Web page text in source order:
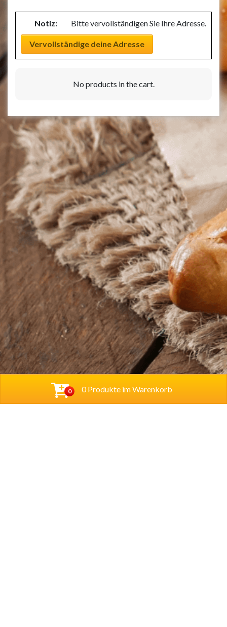
0 0 Produkte im Warenkorb
Notiz: Bitte vervollständigen Sie Ihre Adresse.
Vervollständige deine Adresse
No products in the cart.